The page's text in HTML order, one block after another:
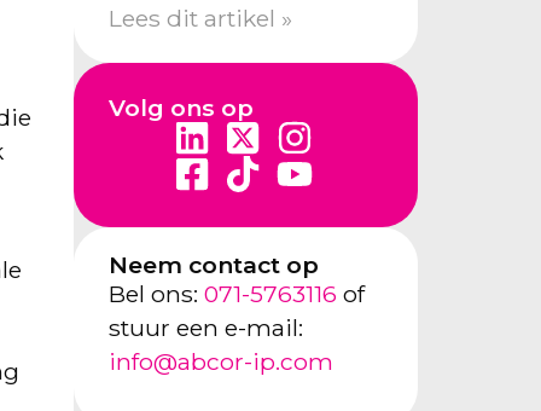
Lees dit artikel »
Volg ons op
Neem contact op
Bel ons: 071-5763116 of
stuur een e-mail:
info@abcor-ip.com